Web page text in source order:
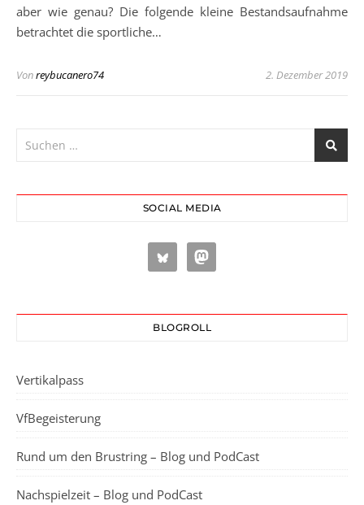
aber wie genau? Die folgende kleine Bestandsaufnahme
betrachtet die sportliche…
Vonreybucanero74 2. Dezember 2019
SOCIAL MEDIA
BLOGROLL
Vertikalpass
VfBegeisterung
Rund um den Brustring – Blog und PodCast
Nachspielzeit – Blog und PodCast